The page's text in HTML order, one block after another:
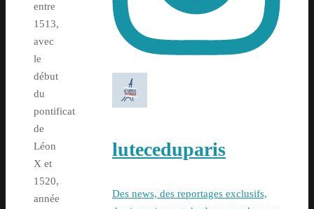
entre
1513,
avec
le
début
du
pontificat
de
Léon
X et
1520,
année
luteceduparis
Des news, des reportages exclusifs,